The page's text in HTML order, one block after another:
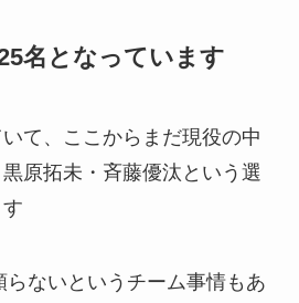
名となっています
て、ここからまだ現役の中
原拓未・斉藤優汰という選
らないというチーム事情もあ